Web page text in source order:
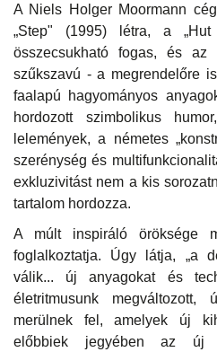
A Niels Holger Moormann
„Step" (1995) létra, a
összecsukható fogas, és az
szűkszavú - a megrendelőre
faalapú hagyományos
hordozott szimbolikus
lelemények, a németes
szerénység és
exkluzivitást nem a kis
tartalom hordozza.
A múlt inspiráló öröksége
foglalkoztatja. Úgy látja, „a
válik... új anyagokat és
életritmusunk
merülnek fel, amelyek új
előbbiek jegyében az új